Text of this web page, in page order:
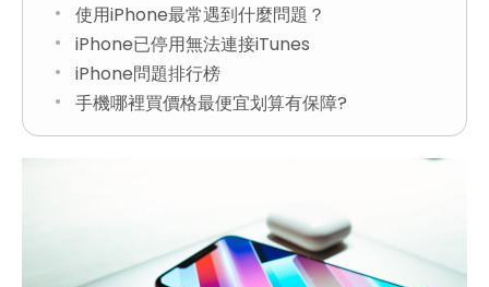
使用iPhone最常遇到什麼問題？
iPhone已停用無法連接iTunes
iPhone問題排行榜
手機哪裡買價格最便宜划算有保障?